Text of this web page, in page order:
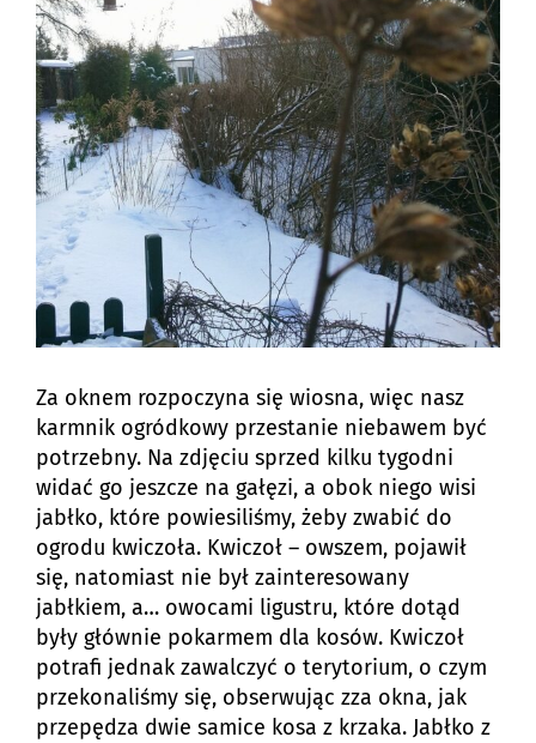
Za oknem rozpoczyna się wiosna, więc nasz
karmnik ogródkowy przestanie niebawem być
potrzebny. Na zdjęciu sprzed kilku tygodni
widać go jeszcze na gałęzi, a obok niego wisi
jabłko, które powiesiliśmy, żeby zwabić do
ogrodu kwiczoła. Kwiczoł – owszem, pojawił
się, natomiast nie był zainteresowany
jabłkiem, a… owocami ligustru, które dotąd
były głównie pokarmem dla kosów. Kwiczoł
potrafi jednak zawalczyć o terytorium, o czym
przekonaliśmy się, obserwując zza okna, jak
przepędza dwie samice kosa z krzaka. Jabłko z